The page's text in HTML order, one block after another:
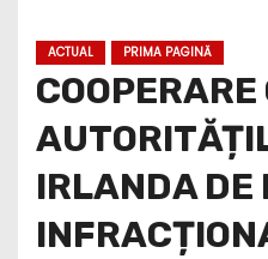
ACTUAL PRIMA PAGINĂ
COOPERARE
IRLANDA DE